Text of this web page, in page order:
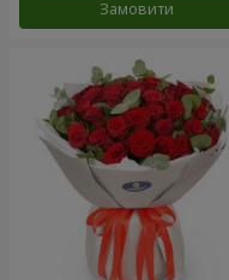
Замовити